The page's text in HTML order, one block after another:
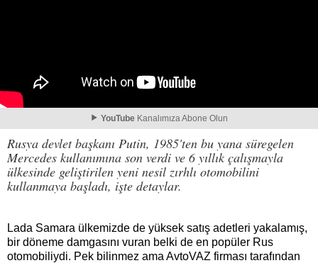
YouTube Kanalımıza Abone Olun
Rusya devlet başkanı Putin, 1985'ten bu yana süregelen
Mercedes kullanımına son verdi ve 6 yıllık çalışmayla
ülkesinde geliştirilen yeni nesil zırhlı otomobilini
kullanmaya başladı, işte detaylar.
Lada Samara ülkemizde de yüksek satış adetleri yakalamış,
bir döneme damgasını vuran belki de en popüler Rus
otomobiliydi. Pek bilinmez ama AvtoVAZ firması tarafından